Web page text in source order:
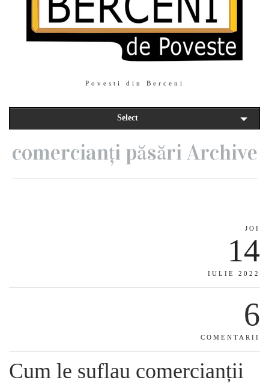
Povesti din Berceni
Select
comercianți păsări Archive
JOI
14
IULIE 2022
6
COMENTARII
Cum le suflau comercianții